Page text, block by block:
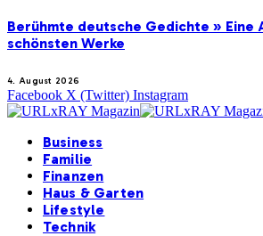
Berühmte deutsche Gedichte » Eine
schönsten Werke
4. August 2026
Facebook X (Twitter) Instagram
Business
Familie
Finanzen
Haus & Garten
Lifestyle
Technik